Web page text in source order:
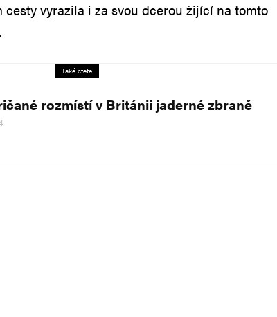
cesty vyrazila i za svou dcerou žijící na tomto
Také čtěte
rozmístí v Británii jaderné zbraně